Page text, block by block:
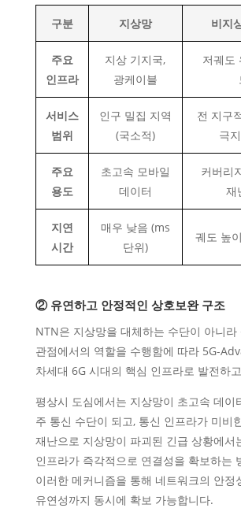
구분 지상망 비지
주요
인프라
지상 기지국,
광케이블
저궤도
서비스
범위
인구 밀집 지역
(국소적)
전 지구
극
주요
용도
초고속 모바일
데이터
커버리
재
지연
시간
매우 낮음 (ms
단위)
궤도 높
② 유연하고 안정적인 상호보완 구조
NTN은 지상망을 대체하는 수단이 아니라
관점에서의 역할을 수행함에 따라 5G-
차세대 6G 시대의 핵심 인프라로 발전하
평상시 도심에서는 지상망이 초고속 데이
주 통신 수단이 되고, 통신 인프라가 미비
재난으로 지상망이 파괴된 긴급 상황에서
인프라가 즉각적으로 연결성을 확보하는
이러한 메커니즘을 통해 네트워크의 안정
유연성까지 동시에 확보 가능합니다.